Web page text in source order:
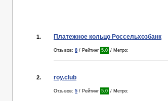
1. Платежное кольцо Россельхозбанк
Отзывов: 8 / Рейтинг 5.0 / Метро:
2. roy.club
Отзывов: 5 / Рейтинг 5.0 / Метро: